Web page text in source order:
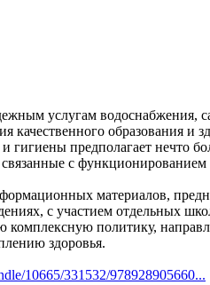
услугам водоснабжения,
качественного образования
гигиены предполагает нечто
связанные с
материалов,
с участием отдельных
политику,
здоровья.
10665/331532/978928905660...